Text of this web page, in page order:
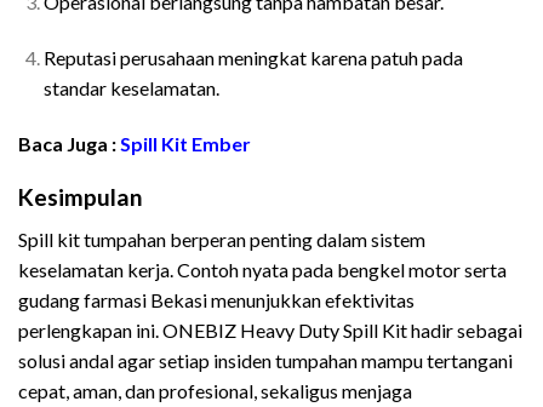
Reputasi perusahaan meningkat karena patuh pada
standar keselamatan.
Baca Juga : Spill Kit Ember
Kesimpulan
Spill kit tumpahan berperan penting dalam sistem
keselamatan kerja. Contoh nyata pada bengkel motor serta
gudang farmasi Bekasi menunjukkan efektivitas
perlengkapan ini. ONEBIZ Heavy Duty Spill Kit hadir sebagai
solusi andal agar setiap insiden tumpahan mampu tertangani
cepat, aman, dan profesional, sekaligus menjaga